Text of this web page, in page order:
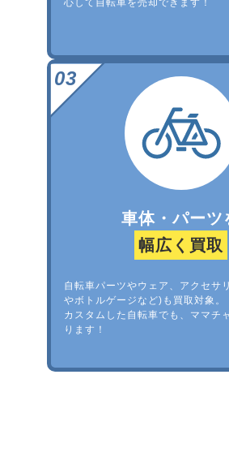
心して自転車を売却できます！
車体・パーツ
幅広く買取
自転車パーツやウェア、アクセサ
やボトルゲージなど)も買取対象。
カスタムした自転車でも、ママチ
ります！